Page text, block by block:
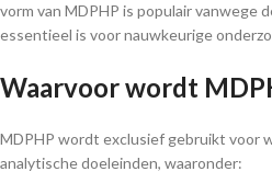
vorm van MDPHP is populair vanwege
essentieel is voor nauwkeurige
Waarvoor wordt
MDPHP wordt exclusief gebruikt voor
analytische doeleinden, waaronder: